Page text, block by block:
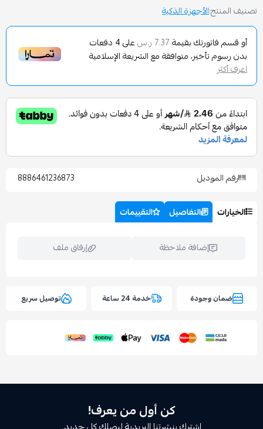
الأجهزة الذكية
بقيمة 7.37 ر.س على4دفعات
متوافقة مع الشريعة الإسلامية
8886461236873
التفاصيل التقييمات
إضافة ملاحظة
خدمة 24 ساعة توصيل سريع
كن أول من يعرف!